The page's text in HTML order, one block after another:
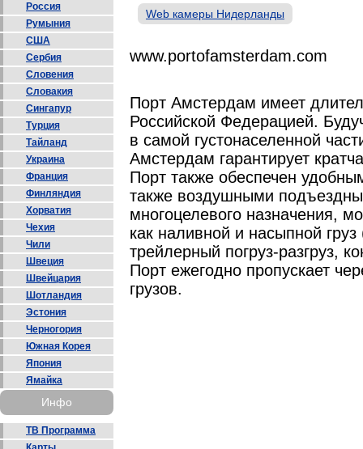
Россия
Румыния
США
Сербия
Словения
Словакия
Сингапур
Турция
Тайланд
Украина
Франция
Финляндия
Хорватия
Чехия
Чили
Швеция
Швейцария
Шотландия
Эстония
Черногория
Южная Корея
Япония
Ямайка
Инфо
ТВ Программа
Web камеры Нидерланды
www.portofamsterdam.com
Порт Амстердам имеет
Российской Федерацией.
в самой густонаселенной
Амстердам гарантирует
Порт также обеспечен
также воздушными
многоцелевого назначения,
как наливной и насыпной
трейлерный погруз-разгруз,
Порт ежегодно пропускает
грузов.